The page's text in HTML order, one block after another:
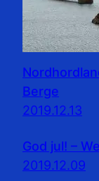
Berge
2019.12.13
God jul! –
2019.12.09